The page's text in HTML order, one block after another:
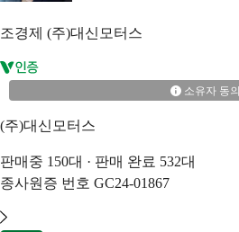
조경제 (주)대신모터스
소유자 동의
(주)대신모터스
판매중 150대 · 판매 완료 532대
종사원증 번호 GC24-01867